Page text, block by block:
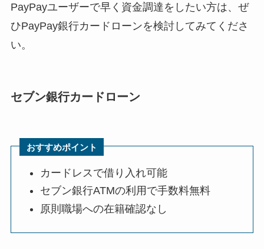
PayPayユーザーで早く資金調達をしたい方は、ぜ
ひPayPay銀行カードローンを検討してみてくださ
い。
セブン銀行カードローン
おすすめポイント
カードレスで借り入れ可能
セブン銀行ATMの利用で手数料無料
原則職場への在籍確認なし